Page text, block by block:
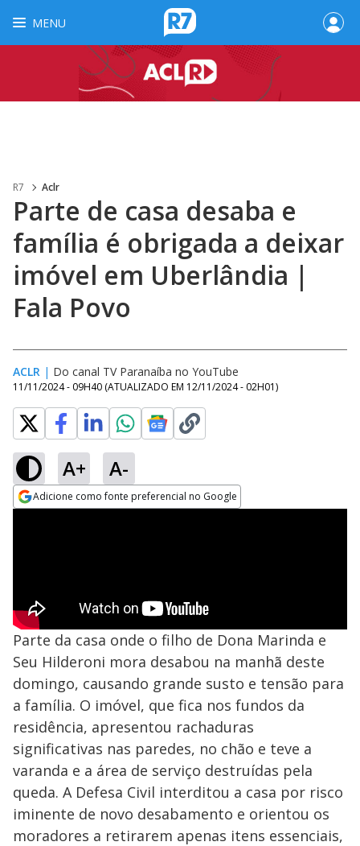
MENU
R7 Aclr
Parte de casa desaba e
família é obrigada a deixar
imóvel em Uberlândia |
Fala Povo
ACLR | Do canal TV Paranaíba no YouTube
11/11/2024 - 09H40 (ATUALIZADO EM 12/11/2024 - 02H01)
A+ A-
Adicione como fonte preferencial no Google
Parte da casa onde o filho de Dona Marinda e
Seu Hilderoni mora desabou na manhã deste
domingo, causando grande susto e tensão para
a família. O imóvel, que fica nos fundos da
residência, apresentou rachaduras
significativas nas paredes, no chão e teve a
varanda e a área de serviço destruídas pela
queda. A Defesa Civil interditou a casa por risco
iminente de novo desabamento e orientou os
moradores a retirarem apenas itens essenciais,